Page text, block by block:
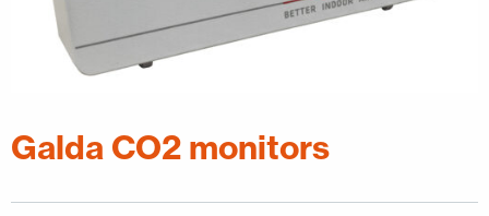
ATSAUKSMES
Galda CO2 monitors